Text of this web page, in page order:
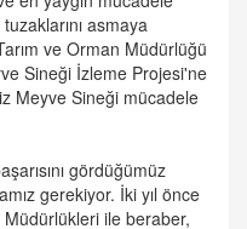
asmaya
ve Orman Müdürlüğü
Sineği İzleme Projesi'ne
Meyve Sineği mücadele
gördüğümüz
gerekiyor. İki yıl önce
ile beraber,